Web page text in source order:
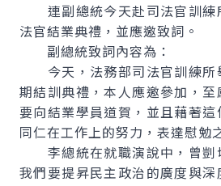
連副總統今天赴司法官訓練
法官結業典禮，並應邀致詞。
副總統致詞內容為：
今天，法務部司法官訓練所
期結訓典禮，本人應邀參加，
要向結業學員道賀，並且藉著
同仁在工作上的努力，表達慰勉
李總統在就職演說中，曾剴
我們要提昇民主政治的廣度與